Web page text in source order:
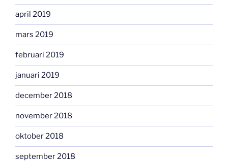
april 2019
mars 2019
februari 2019
januari 2019
december 2018
november 2018
oktober 2018
september 2018